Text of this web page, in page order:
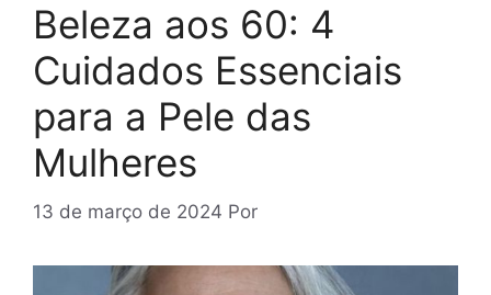
Beleza aos 60: 4
Cuidados Essenciais
para a Pele das
Mulheres
13 de março de 2024 Por